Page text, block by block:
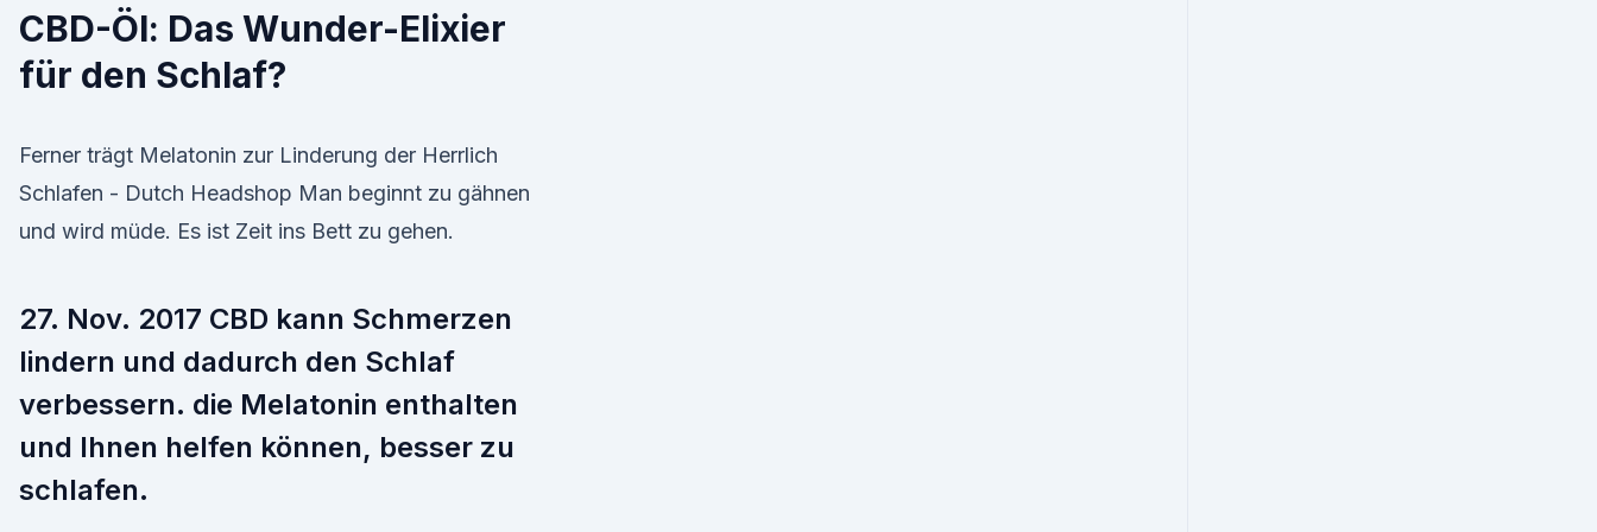
CBD-Öl: Das Wunder-Elixier
für den Schlaf?
Ferner trägt Melatonin zur Linderung der Herrlich
Schlafen - Dutch Headshop Man beginnt zu gähnen
und wird müde. Es ist Zeit ins Bett zu gehen.
27. Nov. 2017 CBD kann Schmerzen
lindern und dadurch den Schlaf
verbessern. die Melatonin enthalten
und Ihnen helfen können, besser zu
schlafen.